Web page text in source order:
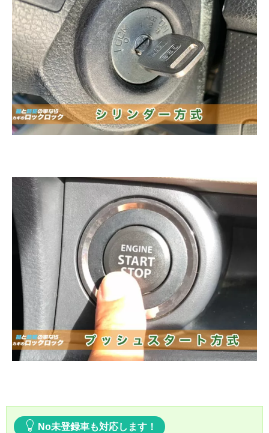
No未登録車も対応します！